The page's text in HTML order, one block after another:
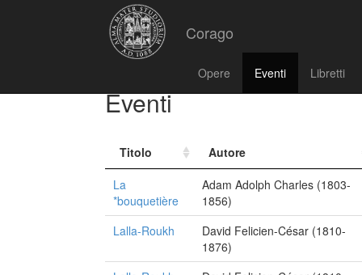
Corago
Opere Eventi Libretti
Eventi
Titolo
Autore
La
*bouquetière
Adam Adolph Charles (1803-
1856)
Lalla-Roukh
David Felicien-César (1810-
1876)